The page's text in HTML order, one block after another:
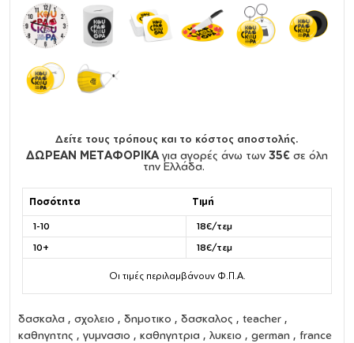
Δείτε τους τρόπους και το κόστος αποστολής.
ΔΩΡΕΑΝ ΜΕΤΑΦΟΡΙΚΑ για αγορές άνω των 35€ σε όλη
την Ελλάδα.
Ποσότητα Τιμή
1-10
18€/τεμ
10+
18€/τεμ
Οι τιμές περιλαμβάνουν Φ.Π.Α.
δασκαλα , σχολειο , δημοτικο , δασκαλος , teacher ,
καθηγητης , γυμνασιο , καθηγητρια , λυκειο , german , france